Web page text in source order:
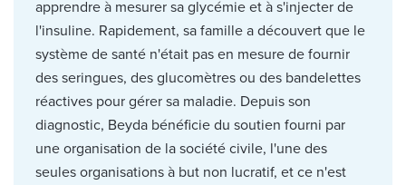
apprendre à mesurer sa glycémie et à s'injecter de
l'insuline. Rapidement, sa famille a découvert que le
système de santé n'était pas en mesure de fournir
des seringues, des glucomètres ou des bandelettes
réactives pour gérer sa maladie. Depuis son
diagnostic, Beyda bénéficie du soutien fourni par
une organisation de la société civile, l'une des
seules organisations à but non lucratif, et ce n'est